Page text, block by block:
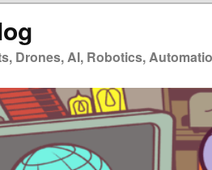
Drones, AI, Robotics,